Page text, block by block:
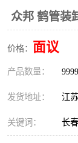
众邦 鹤管装
价格： 面议
产品数量：
发货地址： 江
关键词： 长